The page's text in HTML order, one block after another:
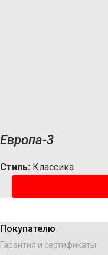
Европа-3
Стиль: Классика
Покупателю
Гарантия и сертификаты